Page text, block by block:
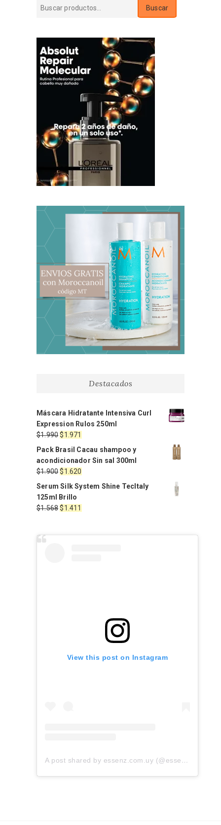
Buscar
Buscar
Destacados
Máscara Hidratante Intensiva Curl
Expression Rulos 250ml
$1.990El
precio
original
era:
$1.990.
$1.971
actual
es:
$1.971.
Pack Brasil Cacau shampoo y
acondicionador Sin sal 300ml
$1.900El
precio
original
era:
$1.900.
$1.620
precio
es:
$1.620.
Serum Silk System Shine TecItaly
125ml Brillo
$1.568El
$1.411
View this post on Instagram
A post shared by essenz.com.uy (@essenz.com.uy)